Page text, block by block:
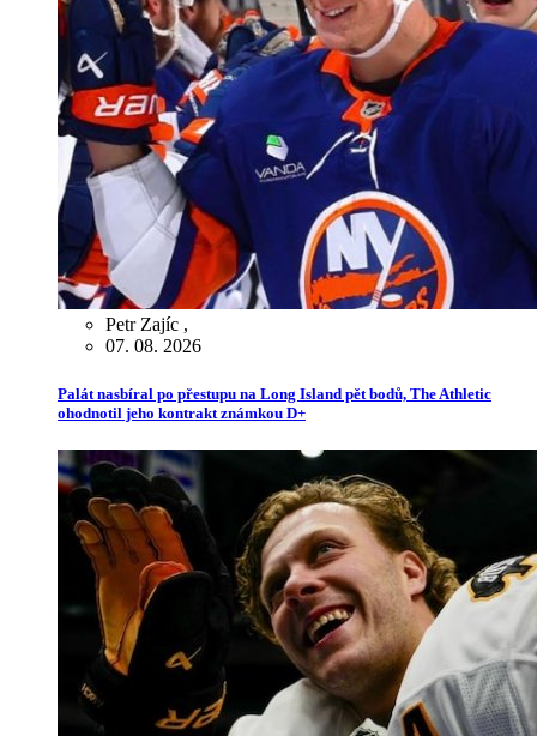
Petr Zajíc ,
07. 08. 2026
Palát nasbíral po přestupu na Long Island pět bodů, The Athletic
ohodnotil jeho kontrakt známkou D+